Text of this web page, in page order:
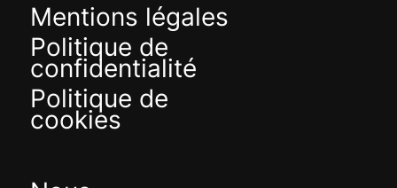
Mentions légales
Politique de
confidentialité
Politique de
cookies